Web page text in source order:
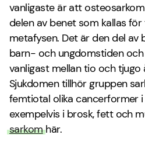
vanligaste är att
delen av benet som kallas
metafysen. Det är den del av
barn- och ungdomstiden
vanligast mellan tio och tjugo
Sjukdomen tillhör gruppen
femtiotal olika cancerformer
exempelvis i brosk, fett och
sarkomhär.